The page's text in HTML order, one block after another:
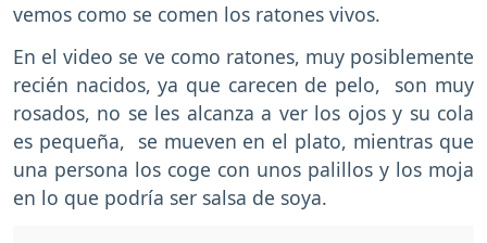
vemos como se comen los ratones vivos.
En el video se ve como ratones, muy posiblemente
recién nacidos, ya que carecen de pelo, son muy
rosados, no se les alcanza a ver los ojos y su cola
es pequeña, se mueven en el plato, mientras que
una persona los coge con unos palillos y los moja
en lo que podría ser salsa de soya.